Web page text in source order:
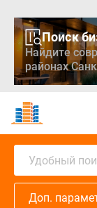
Поиск
Найдите
районах
Новостройки
Квартиры
Ипотека
Медиа
проекте
Контакты
Удобный
Доп.